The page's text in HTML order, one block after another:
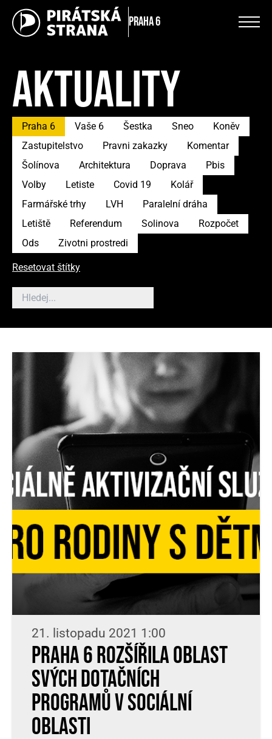
Praha 6
AKTUALITY
Praha 6 Vaše 6 Šestka Sneo
Koněv
Zastupitelstvo
Pravni zakazky
Komentar
Šolínova
Architektura Doprava
Pbis
Volby
Letiste Covid 19
Kolář
Farmářské trhy
LVH
Paralelní dráha
Letiště
Referendum Solinova
Rozpočet
Ods
Zivotni prostredi
Resetovat štítky
21. listopadu 2021 1:00
Praha 6 rozšířila oblast
svých dotačních
programů v sociální
oblasti